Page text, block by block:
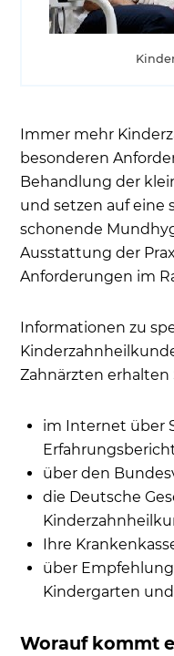
für
Kind zum
Beim
Beim
Prophylaxe
Kinderzahn
Portal des
QIEZ - Dein
oder einen
Immer mehr
besonderen
Behandlung der
und setzen auf eine
schonende
Ausstattung der
Anforderungen im
Informationen zu
Zahnärzten erhalten
im Internet über
über den
die Deutsche
Ihre
über
Kindergarten
Worauf kommt